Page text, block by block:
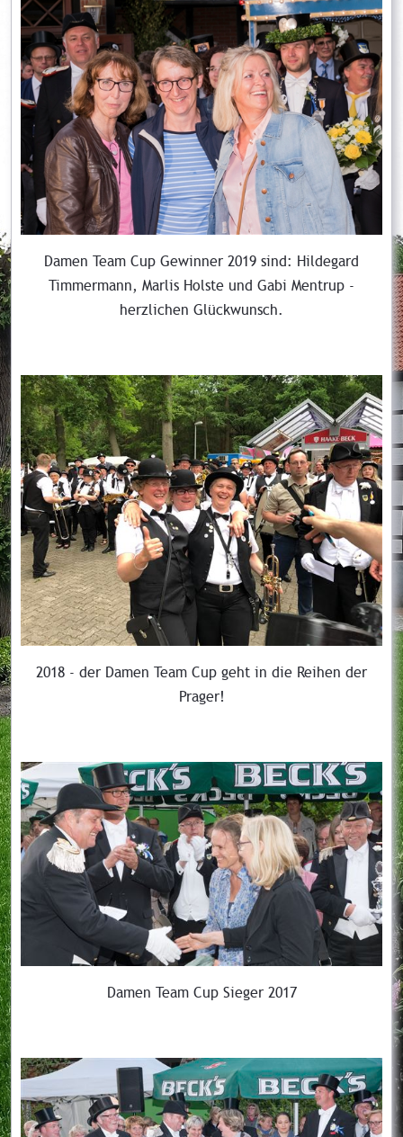
Damen Team Cup Gewinner 2019 sind: Hildegard
Timmermann, Marlis Holste und Gabi Mentrup -
herzlichen Glückwunsch.
2018 - der Damen Team Cup geht in die Reihen der
Prager!
Damen Team Cup Sieger 2017